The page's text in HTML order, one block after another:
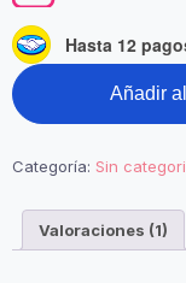
Hasta 12
Añadir
Categoría: Sin
Valoraciones (1)